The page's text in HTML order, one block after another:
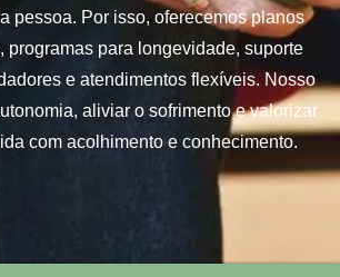
pessoa. Por isso, oferecemos planos
programas para longevidade, suporte
e atendimentos flexíveis. Nosso
aliviar o sofrimento e valorizar
com acolhimento e conhecimento.